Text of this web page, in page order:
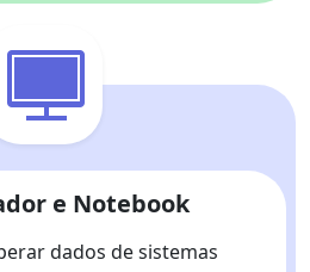
e Notebook
dados de sistemas